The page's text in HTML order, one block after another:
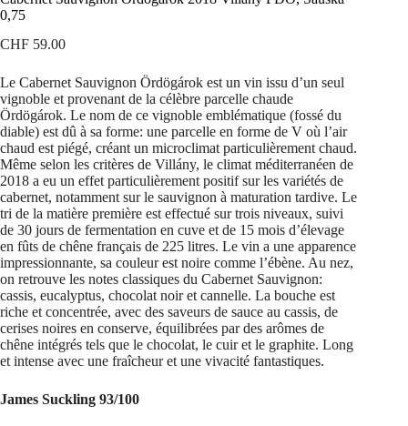
0,75
CHF 59.00
Le Cabernet Sauvignon Ördögárok est un vin issu d’un seul
vignoble et provenant de la célèbre parcelle chaude
Ördögárok. Le nom de ce vignoble emblématique (fossé du
diable) est dû à sa forme: une parcelle en forme de V où l’air
chaud est piégé, créant un microclimat particulièrement chaud.
Même selon les critères de Villány, le climat méditerranéen de
2018 a eu un effet particulièrement positif sur les variétés de
cabernet, notamment sur le sauvignon à maturation tardive. Le
tri de la matière première est effectué sur trois niveaux, suivi
de 30 jours de fermentation en cuve et de 15 mois d’élevage
en fûts de chêne français de 225 litres. Le vin a une apparence
impressionnante, sa couleur est noire comme l’ébène. Au nez,
on retrouve les notes classiques du Cabernet Sauvignon:
cassis, eucalyptus, chocolat noir et cannelle. La bouche est
riche et concentrée, avec des saveurs de sauce au cassis, de
cerises noires en conserve, équilibrées par des arômes de
chêne intégrés tels que le chocolat, le cuir et le graphite. Long
et intense avec une fraîcheur et une vivacité fantastiques.
James Suckling 93/100